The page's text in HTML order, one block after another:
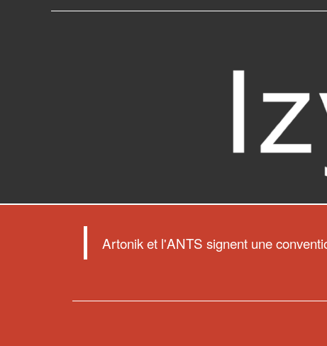
Artonik et l'ANTS signent une